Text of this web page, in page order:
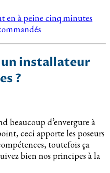
en à peine cinq minutes
installateur
?
beaucoup d’envergure à
ceci apporte les poseurs
toutefois ça
bien nos principes à la